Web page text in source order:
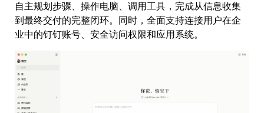
自主规划步骤、操作电脑、调用工具，完成从信息收集
到最终交付的完整闭环。同时，全面支持连接用户在企
业中的钉钉账号、安全访问权限和应用系统。